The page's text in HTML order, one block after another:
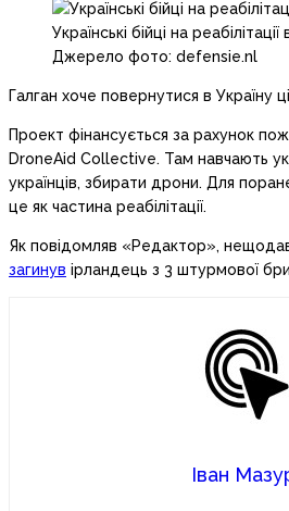
Українські бійці на
Джерело фото: defensie.nl
Галган хоче повернутися в Україну
Проект фінансується за рахунок
DroneAid Collective. Там навчають
українців, збирати дрони. Для
це як частина реабілітації.
Як повідомляв «Редактор»,
загинув ірландець з 3 штурмової
Іван